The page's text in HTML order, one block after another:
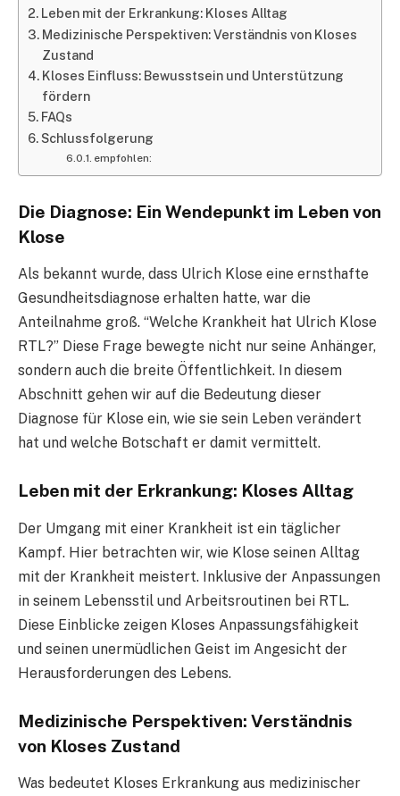
Leben mit der Erkrankung: Kloses Alltag
Medizinische Perspektiven: Verständnis von Kloses
Zustand
Kloses Einfluss: Bewusstsein und Unterstützung
fördern
FAQs
Schlussfolgerung
empfohlen:
Die Diagnose: Ein Wendepunkt im Leben von
Klose
Als bekannt wurde, dass Ulrich Klose eine ernsthafte
Gesundheitsdiagnose erhalten hatte, war die
Anteilnahme groß. “Welche Krankheit hat Ulrich Klose
RTL?” Diese Frage bewegte nicht nur seine Anhänger,
sondern auch die breite Öffentlichkeit. In diesem
Abschnitt gehen wir auf die Bedeutung dieser
Diagnose für Klose ein, wie sie sein Leben verändert
hat und welche Botschaft er damit vermittelt.
Leben mit der Erkrankung: Kloses Alltag
Der Umgang mit einer Krankheit ist ein täglicher
Kampf. Hier betrachten wir, wie Klose seinen Alltag
mit der Krankheit meistert. Inklusive der Anpassungen
in seinem Lebensstil und Arbeitsroutinen bei RTL.
Diese Einblicke zeigen Kloses Anpassungsfähigkeit
und seinen unermüdlichen Geist im Angesicht der
Herausforderungen des Lebens.
Medizinische Perspektiven: Verständnis
von Kloses Zustand
Was bedeutet Kloses Erkrankung aus medizinischer